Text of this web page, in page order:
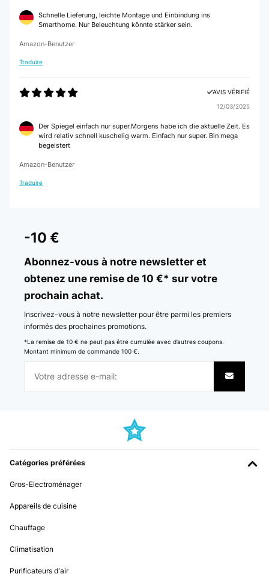
Schnelle Lieferung, leichte Montage und Einbindung ins
Smarthome. Nur Beleuchtung könnte stärker sein.
Amazon-Benutzer
Traduire
AVIS VÉRIFIÉ
12/03/2025
Der Spiegel einfach nur super.Morgens habe ich die aktuelle Zeit. Es
wird relativ schnell kuschelig warm. Einfach nur super. Bin mega
begeistert
Amazon-Benutzer
Traduire
-10 €
Abonnez-vous à notre newsletter et
obtenez une remise de 10 €* sur votre
prochain achat.
Inscrivez-vous à notre newsletter pour être parmi les premiers
informés des prochaines promotions.
*La remise de 10 € ne peut pas être cumulée avec d’autres coupons.
Montant minimum de commande 100 €.
Catégories préférées
Gros-Electroménager
Appareils de cuisine
Chauffage
Climatisation
Purificateurs d'air